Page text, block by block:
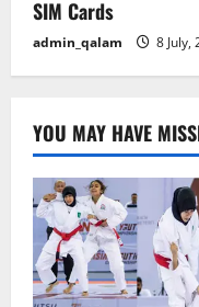
SIM Cards
admin_qalam 8 July,
YOU MAY HAVE